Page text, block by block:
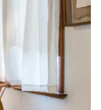
ich preskúmať